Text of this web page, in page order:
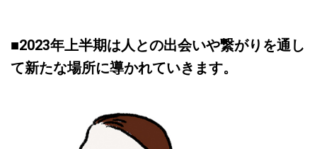
■2023年上半期は人との出会いや繋がりを通し
て新たな場所に導かれていきます。